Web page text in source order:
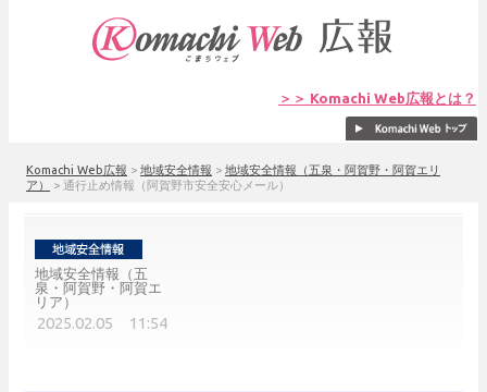
＞＞ Komachi Web広報とは？
Komachi Web広報 > 地域安全情報 > 地域安全情報（五泉・阿賀野・阿賀エリ
ア）
> 通行止め情報（阿賀野市安全安心メール）
地域安全情報（五
泉・阿賀野・阿賀エ
リア）
2025.02.05 11:54